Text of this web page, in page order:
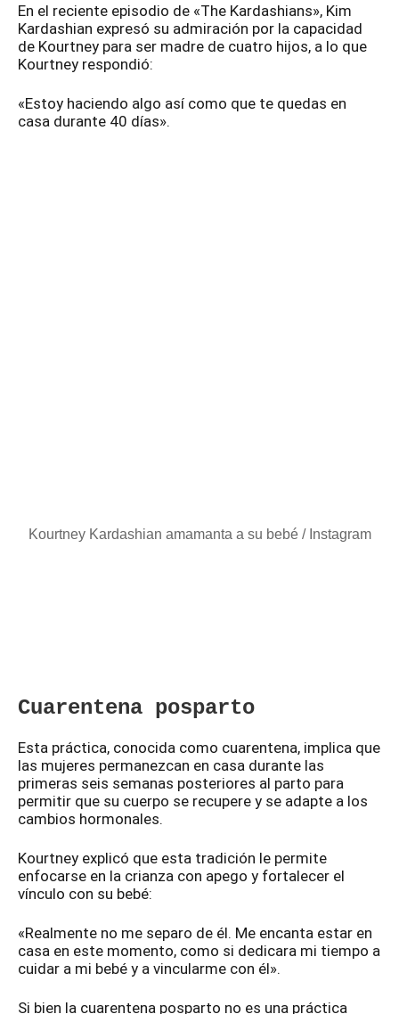
En el reciente episodio de «The Kardashians», Kim
Kardashian expresó su admiración por la capacidad
de Kourtney para ser madre de cuatro hijos, a lo que
Kourtney respondió:
«Estoy haciendo algo así como que te quedas en
casa durante 40 días».
Kourtney Kardashian amamanta a su bebé / Instagram
Cuarentena posparto
Esta práctica, conocida como cuarentena, implica que
las mujeres permanezcan en casa durante las
primeras seis semanas posteriores al parto para
permitir que su cuerpo se recupere y se adapte a los
cambios hormonales.
Kourtney explicó que esta tradición le permite
enfocarse en la crianza con apego y fortalecer el
vínculo con su bebé:
«Realmente no me separo de él. Me encanta estar en
casa en este momento, como si dedicara mi tiempo a
cuidar a mi bebé y a vincularme con él».
Si bien la cuarentena posparto no es una práctica